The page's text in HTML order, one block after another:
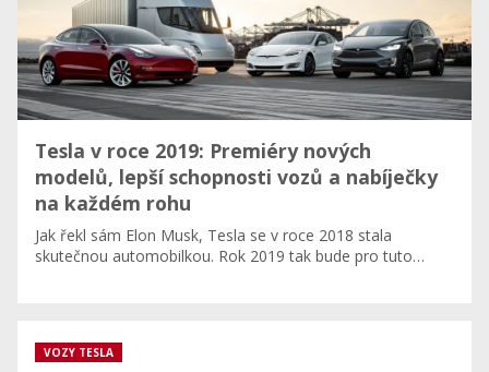
Tesla v roce 2019: Premiéry nových
modelů, lepší schopnosti vozů a nabíječky
na každém rohu
Jak řekl sám Elon Musk, Tesla se v roce 2018 stala
skutečnou automobilkou. Rok 2019 tak bude pro tuto…
VOZY TESLA